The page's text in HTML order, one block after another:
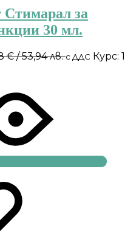
Стимарал за
30 мл.
€/ 53,94 лв.с ДДС Курс: 1